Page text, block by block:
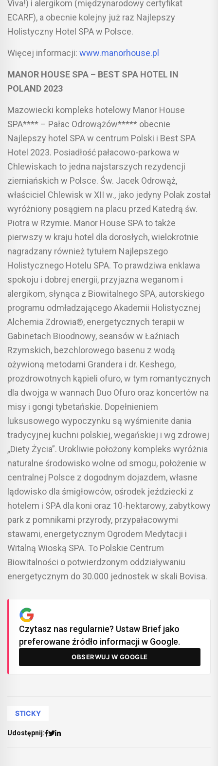
Viva!) i alergikom (międzynarodowy certyfikat
ECARF), a obecnie kolejny już raz Najlepszy
Holistyczny Hotel SPA w Polsce.
Więcej informacji: www.manorhouse.pl
MANOR HOUSE SPA – BEST SPA HOTEL IN
POLAND 2023
Mazowiecki kompleks hotelowy Manor House
SPA**** – Pałac Odrowążów***** obecnie
Najlepszy hotel SPA w centrum Polski i Best SPA
Hotel 2023. Posiadłość pałacowo-parkowa w
Chlewiskach to jedna najstarszych rezydencji
ziemiańskich w Polsce. Św. Jacek Odrowąż,
właściciel Chlewisk w XII w., jako jedyny Polak został
wyróżniony posągiem na placu przed Katedrą św.
Piotra w Rzymie. Manor House SPA to także
pierwszy w kraju hotel dla dorosłych, wielokrotnie
nagradzany również tytułem Najlepszego
Holistycznego Hotelu SPA. To prawdziwa enklawa
spokoju i dobrej energii, przyjazna weganom i
alergikom, słynąca z Biowitalnego SPA, autorskiego
programu odmładzającego Akademii Holistycznej
Alchemia Zdrowia®, energetycznych terapii w
Gabinetach Bioodnowy, seansów w Łaźniach
Rzymskich, bezchlorowego basenu z wodą
ożywioną metodami Grandera i dr. Keshego,
prozdrowotnych kąpieli ofuro, w tym romantycznych
dla dwojga w wannach Duo Ofuro oraz koncertów na
misy i gongi tybetańskie. Dopełnieniem
luksusowego wypoczynku są wyśmienite dania
tradycyjnej kuchni polskiej, wegańskiej i wg zdrowej
„Diety Życia”. Urokliwie położony kompleks wyróżnia
naturalne środowisko wolne od smogu, położenie w
centralnej Polsce z dogodnym dojazdem, własne
lądowisko dla śmigłowców, ośrodek jeździecki z
hotelem i SPA dla koni oraz 10-hektarowy, zabytkowy
park z pomnikami przyrody, przypałacowymi
stawami, energetycznym Ogrodem Medytacji i
Witalną Wioską SPA. To Polskie Centrum
Biowitalności o potwierdzonym oddziaływaniu
energetycznym do 30.000 jednostek w skali Bovisa.
Czytasz nas regularnie? Ustaw Brief jako
preferowane źródło informacji w Google.
OBSERWUJ W GOOGLE
STICKY
Udostępnij: